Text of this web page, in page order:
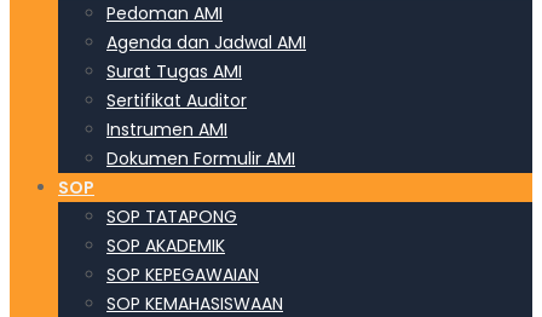
Pedoman AMI
Agenda dan Jadwal AMI
Surat Tugas AMI
Sertifikat Auditor
Instrumen AMI
Dokumen Formulir AMI
SOP
SOP TATAPONG
SOP AKADEMIK
SOP KEPEGAWAIAN
SOP KEMAHASISWAAN